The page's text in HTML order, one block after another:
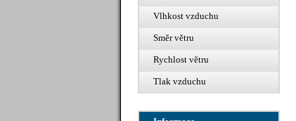
Vlhkost vzduchu
Směr větru
Rychlost větru
Tlak vzduchu